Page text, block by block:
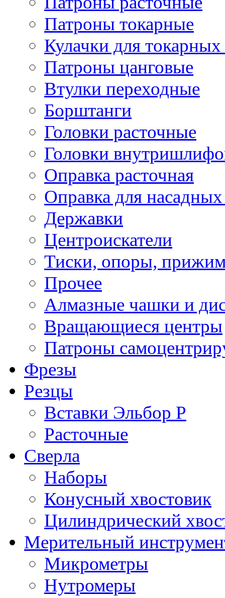
Патроны токарные
Кулачки для
Патроны цанговые
Втулки переходные
Борштанги
Головки расточные
Головки
Оправка расточная
Оправка для
Державки
Центроискатели
Тиски, опоры,
Прочее
Алмазные чашки и
Вращающиеся центры
Патроны
Фрезы
Резцы
Вставки Эльбор Р
Расточные
Сверла
Наборы
Конусный хвостовик
Цилиндрический
Мерительный
Микрометры
Нутромеры